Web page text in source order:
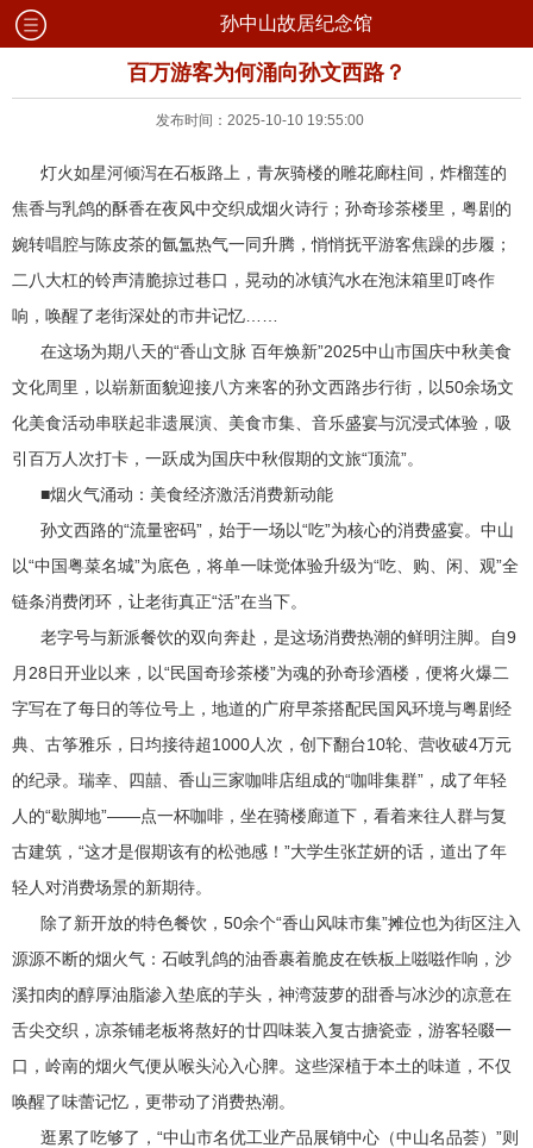
孙中山故居纪念馆
百万游客为何涌向孙文西路？
发布时间：2025-10-10 19:55:00
灯火如星河倾泻在石板路上，青灰骑楼的雕花廊柱间，炸榴莲的
焦香与乳鸽的酥香在夜风中交织成烟火诗行；孙奇珍茶楼里，粤剧的
婉转唱腔与陈皮茶的氤氲热气一同升腾，悄悄抚平游客焦躁的步履；
二八大杠的铃声清脆掠过巷口，晃动的冰镇汽水在泡沫箱里叮咚作
响，唤醒了老街深处的市井记忆……
在这场为期八天的“香山文脉 百年焕新”2025中山市国庆中秋美食
文化周里，以崭新面貌迎接八方来客的孙文西路步行街，以50余场文
化美食活动串联起非遗展演、美食市集、音乐盛宴与沉浸式体验，吸
引百万人次打卡，一跃成为国庆中秋假期的文旅“顶流”。
■烟火气涌动：美食经济激活消费新动能
孙文西路的“流量密码”，始于一场以“吃”为核心的消费盛宴。中山
以“中国粤菜名城”为底色，将单一味觉体验升级为“吃、购、闲、观”全
链条消费闭环，让老街真正“活”在当下。
老字号与新派餐饮的双向奔赴，是这场消费热潮的鲜明注脚。自9
月28日开业以来，以“民国奇珍茶楼”为魂的孙奇珍酒楼，便将火爆二
字写在了每日的等位号上，地道的广府早茶搭配民国风环境与粤剧经
典、古筝雅乐，日均接待超1000人次，创下翻台10轮、营收破4万元
的纪录。瑞幸、四囍、香山三家咖啡店组成的“咖啡集群”，成了年轻
人的“歇脚地”——点一杯咖啡，坐在骑楼廊道下，看着来往人群与复
古建筑，“这才是假期该有的松弛感！”大学生张芷妍的话，道出了年
轻人对消费场景的新期待。
除了新开放的特色餐饮，50余个“香山风味市集”摊位也为街区注入
源源不断的烟火气：石岐乳鸽的油香裹着脆皮在铁板上嗞嗞作响，沙
溪扣肉的醇厚油脂渗入垫底的芋头，神湾菠萝的甜香与冰沙的凉意在
舌尖交织，凉茶铺老板将熬好的廿四味装入复古搪瓷壶，游客轻啜一
口，岭南的烟火气便从喉头沁入心脾。这些深植于本土的味道，不仅
唤醒了味蕾记忆，更带动了消费热潮。
逛累了吃够了，“中山市名优工业产品展销中心（中山名品荟）”则